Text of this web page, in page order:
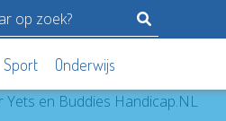
Sport Onderwijs